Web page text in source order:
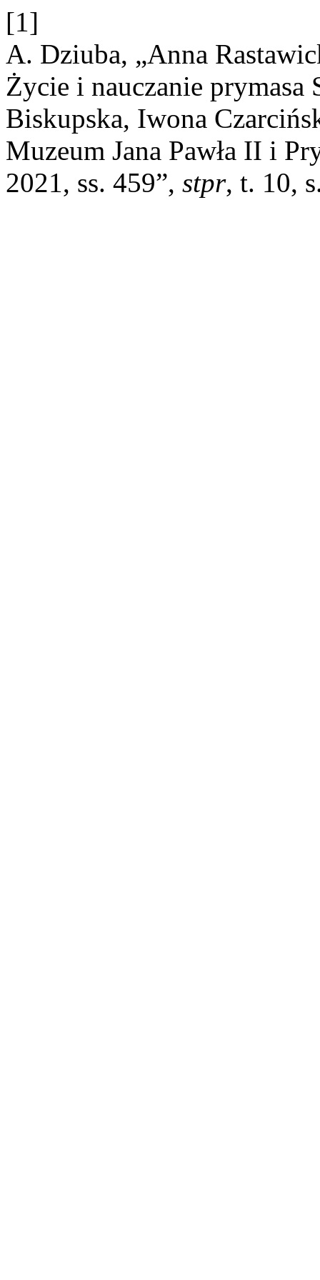
[1]
A. Dziuba, „Anna
Życie i nauczanie prymasa
Biskupska, Iwona
Muzeum Jana Pawła II i
2021, ss. 459”, stpr, t. 10,